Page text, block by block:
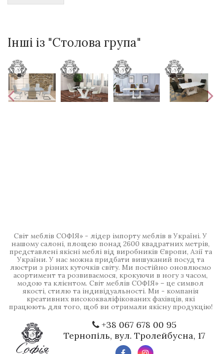
Інші із "Столова група"
Світ меблів СОФІЯ» - лідер імпорту меблів в Україні. У
нашому салоні, площею понад 2600 квадратних метрів,
представлені якісні меблі від виробників Європи, Азії та
України. У нас можна придбати вишуканий посуд та
люстри з різних куточків світу. Ми постійно оновлюємо
асортимент та розвиваємося, крокуючи в ногу з часом,
модою та клієнтом. Світ меблів СОФІЯ» – це символ
якості, стилю та індивідуальності. Ми - компанія
креативних висококваліфікованих фахівців, які
працюють для того, щоб ви отримали якісну продукцію!
+38 067 678 00 95
Тернопіль, вул. Тролейбусна, 17